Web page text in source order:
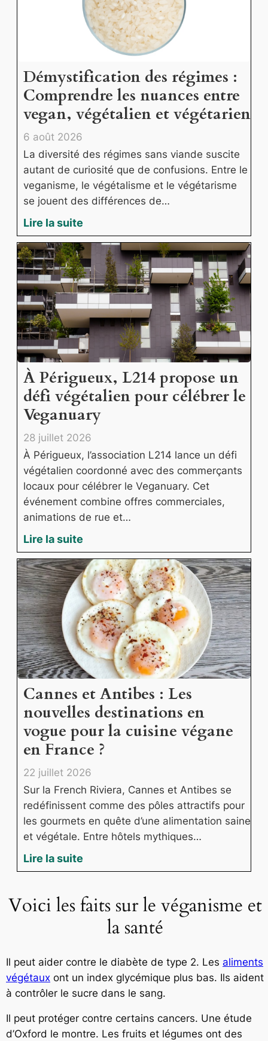
Démystification des régimes :
Comprendre les nuances entre
vegan, végétalien et végétarien
6 août 2026
La diversité des régimes sans viande suscite
autant de curiosité que de confusions. Entre le
veganisme, le végétalisme et le végétarisme
se jouent des différences de…
Lire la suite
À Périgueux, L214 propose un
défi végétalien pour célébrer le
Veganuary
28 juillet 2026
À Périgueux, l’association L214 lance un défi
végétalien coordonné avec des commerçants
locaux pour célébrer le Veganuary. Cet
événement combine offres commerciales,
animations de rue et…
Lire la suite
Cannes et Antibes : Les
nouvelles destinations en
vogue pour la cuisine végane
en France ?
22 juillet 2026
Sur la French Riviera, Cannes et Antibes se
redéfinissent comme des pôles attractifs pour
les gourmets en quête d’une alimentation saine
et végétale. Entre hôtels mythiques…
Lire la suite
Voici les faits sur le véganisme et
la santé
Il peut aider contre le diabète de type 2. Les aliments
végétaux ont un index glycémique plus bas. Ils aident
à contrôler le sucre dans le sang.
Il peut protéger contre certains cancers. Une étude
d’Oxford le montre. Les fruits et légumes ont des